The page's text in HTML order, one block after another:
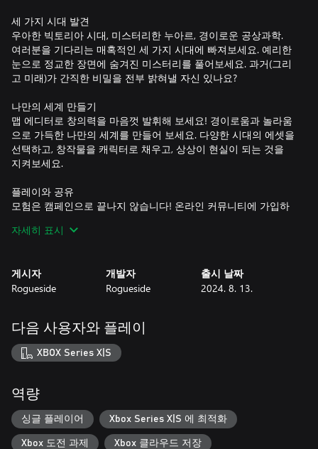
세 가지 시대 발견
우아한 빅토리아 시대, 미스터리한 누아르, 경이로운 공상과학.
여러분을 기다리는 매혹적인 세 가지 시대에 빠져보세요. 예리한
눈으로 정교한 장면에 숨겨진 미스터리를 풀어보세요. 과거(그리
고 미래)가 간직한 비밀을 전부 밝혀낼 자신 있나요?
나만의 세계 만들기
맵 에디터로 창의력을 마음껏 발휘해 보세요! 경이로움과 놀라움
으로 가득한 나만의 세계를 만들어 보세요. 다양한 시대의 에셋을
선택하고, 창작물을 캐릭터로 채우고, 상상이 현실이 되는 것을
지켜보세요.
플레이와 공유
모험은 캠페인으로 끝나지 않습니다! 온라인 커뮤니티에 가입하
보며 숨은 물건을 찾고, 놀라운 발견을 동료 탐험가들과 공유하세
특징
타이머가 없어 느긋하게 탐험을 즐길 수 있는 여유로운 게임플레
시간을 여행하며 손으로 그린 아름다운 풍경에 숨겨진 비밀을 밝
혀보세요.
직관적인 맵 에디터로 나만의 지도를 디자인하세요.
탐색에 도움이 되는 비밀스러운 힌트를 해독하세요.
어 보세요.
자세히 표시
게시자
Rogueside
개발자
Rogueside
출시 날짜
2024. 8. 13.
다음 사용자와 플레이
XBOX Series X|S
역량
싱글 플레이어 Xbox Series X|S 에 최적화
Xbox 도전 과제 Xbox 클라우드 저장